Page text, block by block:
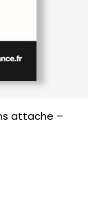
attache –